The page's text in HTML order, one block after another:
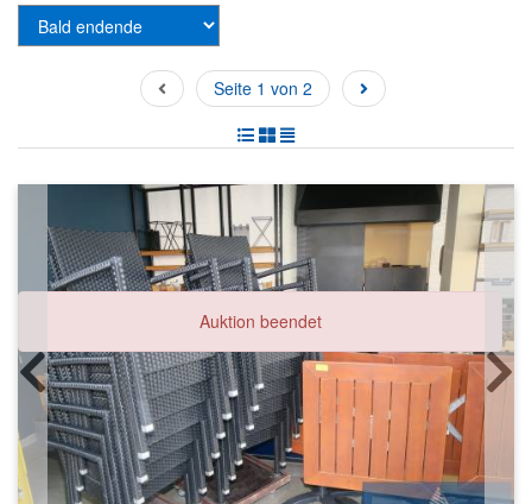
Seite 1 von 2
Auktion beendet